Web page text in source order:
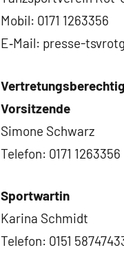
Mobil: 0171 1263356
E‑Mail: presse-
Vorsitzende
Simone Schwarz
Telefon: 0171 1263356
Sportwartin
Karina Schmidt
Telefon: 0151